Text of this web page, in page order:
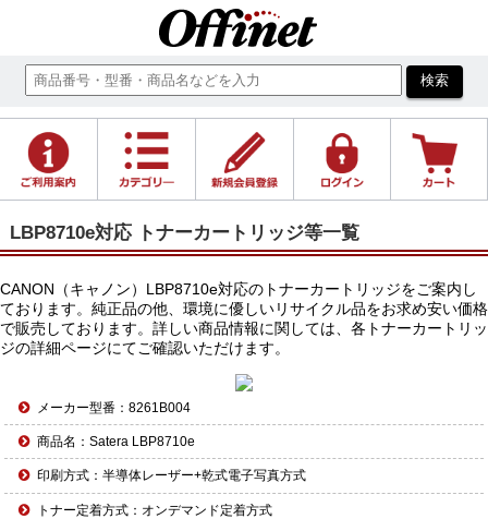
LBP8710e対応 トナーカートリッジ等一覧
CANON（キャノン）LBP8710e対応のトナーカートリッジをご案内し
ております。純正品の他、環境に優しいリサイクル品をお求め安い価格
で販売しております。詳しい商品情報に関しては、各トナーカートリッ
ジの詳細ページにてご確認いただけます。
メーカー型番：8261B004
商品名：Satera LBP8710e
印刷方式：半導体レーザー+乾式電子写真方式
トナー定着方式：オンデマンド定着方式